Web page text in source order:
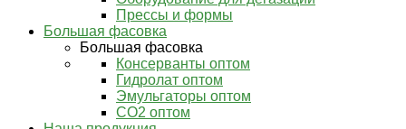
Прессы и формы
Большая фасовка
Большая фасовка
Консерванты оптом
Гидролат оптом
Эмульгаторы оптом
СО2 оптом